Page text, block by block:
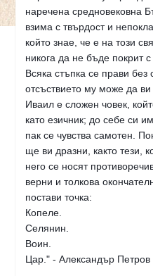
наречена средновековна
взима с твърдост и
който знае, че е на този
никога да не бъде покрит
Всяка стъпка се прави без
отсъствието му може да
Иваил е сложен човек,
като езичник; до себе си
пак се чувства самотен.
ще ви дразни, както тези,
него се носят
верни и толкова
постави точка:
Копеле.
Селянин.
Воин.
Цар." - Aлександър Петров